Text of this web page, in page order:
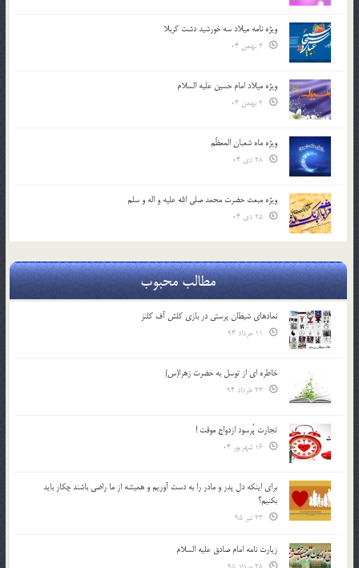
ویژه نامه میلاد سه خورشید دشت کربلا
ویژه میلاد امام حسین علیه السلام
ویژه ماه شعبان المعظّم
ویژه مبعث حضرت محمد صلی الله علیه و اله و سلم
مطالب محبوب
نمادهای شیطان پرستی در بازی کلش آف کلنز
خاطره ای از توسل به حضرت زهرا(س)
تجارت پُرسود ازدواج موقت !
براي اينكه دل پدر و مادر را به دست آوريم و هميشه از ما راضي باشند چكار بايد
بكنيم؟
زیارت نامه امام صادق علیه السلام